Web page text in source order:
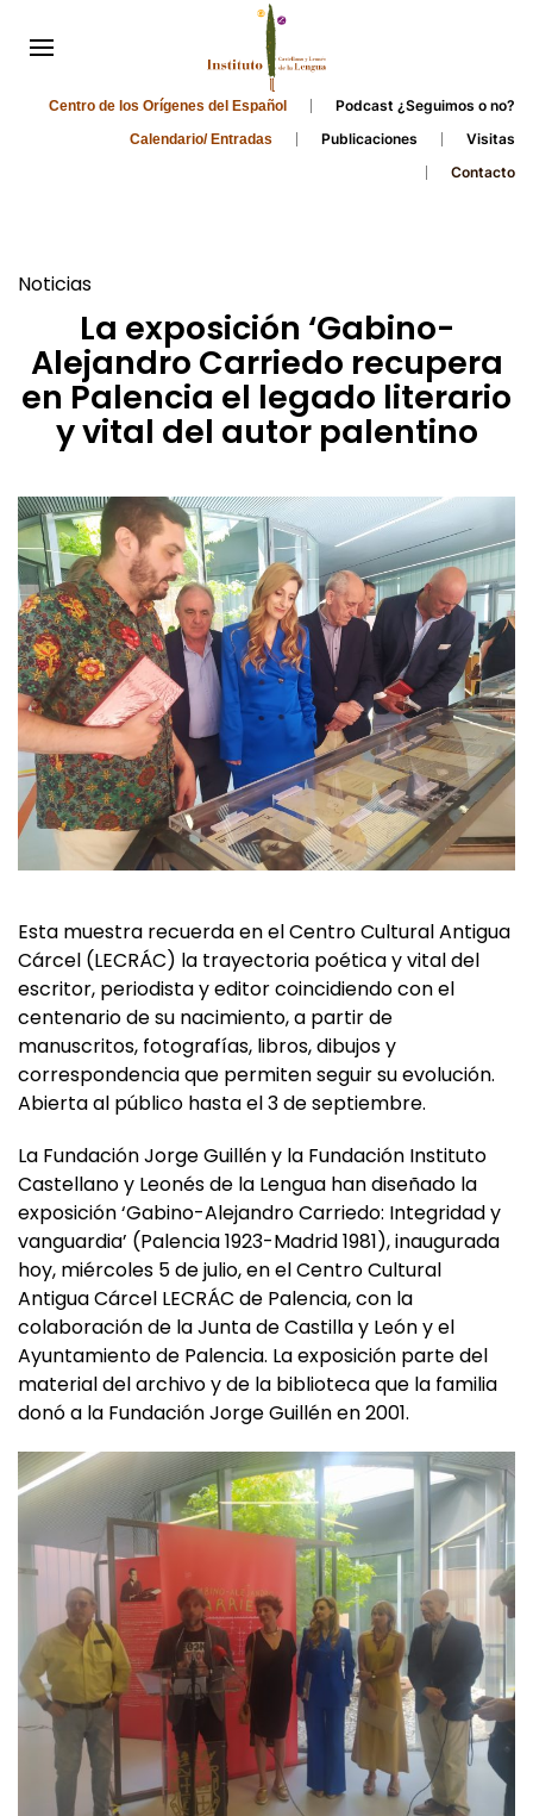
Centro de los Orígenes del Español Podcast ¿Seguimos o no?
Calendario/ Entradas Publicaciones
Visitas
Contacto
Noticias
La exposición ‘Gabino-
Alejandro Carriedo recupera
en Palencia el legado literario
y vital del autor palentino
Esta muestra recuerda en el Centro Cultural Antigua
Cárcel (LECRÁC) la trayectoria poética y vital del
escritor, periodista y editor coincidiendo con el
centenario de su nacimiento, a partir de
manuscritos, fotografías, libros, dibujos y
correspondencia que permiten seguir su evolución.
Abierta al público hasta el 3 de septiembre.
La Fundación Jorge Guillén y la Fundación Instituto
Castellano y Leonés de la Lengua han diseñado la
exposición ‘Gabino-Alejandro Carriedo: Integridad y
vanguardia’ (Palencia 1923-Madrid 1981), inaugurada
hoy, miércoles 5 de julio, en el Centro Cultural
Antigua Cárcel LECRÁC de Palencia, con la
colaboración de la Junta de Castilla y León y el
Ayuntamiento de Palencia. La exposición parte del
material del archivo y de la biblioteca que la familia
donó a la Fundación Jorge Guillén en 2001.